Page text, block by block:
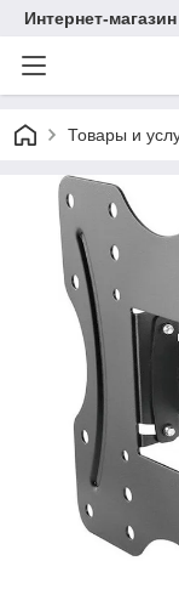
Интернет-
Товары и